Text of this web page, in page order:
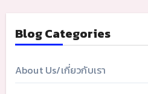
Blog Categories
About Us/เกี่ยวกับเรา